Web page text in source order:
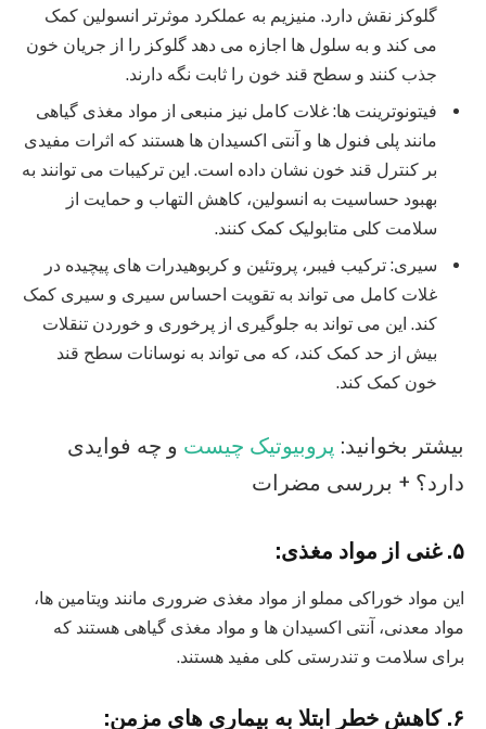
گلوکز نقش دارد. منیزیم به عملکرد موثرتر انسولین کمک
می کند و به سلول ها اجازه می دهد گلوکز را از جریان خون
جذب کنند و سطح قند خون را ثابت نگه دارند.
فیتونوترینت ها: غلات کامل نیز منبعی از مواد مغذی گیاهی
مانند پلی فنول ها و آنتی اکسیدان ها هستند که اثرات مفیدی
بر کنترل قند خون نشان داده است. این ترکیبات می توانند به
بهبود حساسیت به انسولین، کاهش التهاب و حمایت از
سلامت کلی متابولیک کمک کنند.
سیری: ترکیب فیبر، پروتئین و کربوهیدرات های پیچیده در
غلات کامل می تواند به تقویت احساس سیری و سیری کمک
کند. این می تواند به جلوگیری از پرخوری و خوردن تنقلات
بیش از حد کمک کند، که می تواند به نوسانات سطح قند
خون کمک کند.
بیشتر بخوانید: پروبیوتیک چیست و چه فوایدی
دارد؟ + بررسی مضرات
۵. غنی از مواد مغذی:
این مواد خوراکی مملو از مواد مغذی ضروری مانند ویتامین ها،
مواد معدنی، آنتی اکسیدان ها و مواد مغذی گیاهی هستند که
برای سلامت و تندرستی کلی مفید هستند.
۶. کاهش خطر ابتلا به بیماری های مزمن: